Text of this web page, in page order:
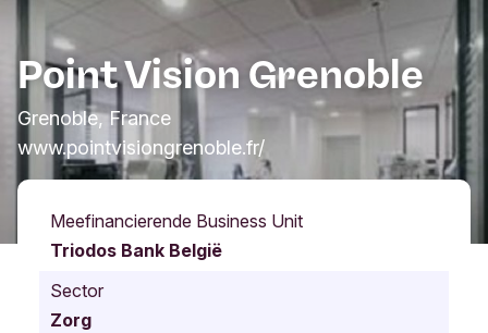
Point Vision Grenoble
Grenoble, France
www.pointvisiongrenoble.fr/
Meefinancierende Business Unit
Triodos Bank België
Sector
Zorg